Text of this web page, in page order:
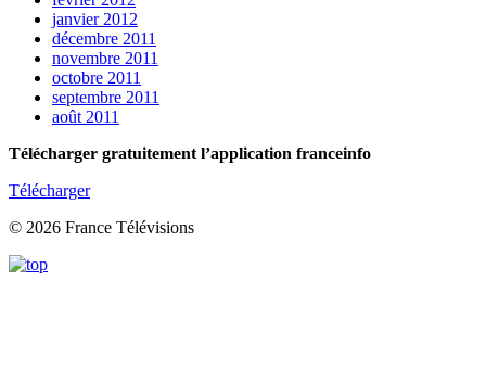
janvier 2012
décembre 2011
novembre 2011
octobre 2011
septembre 2011
août 2011
Télécharger gratuitement l’application franceinfo
Télécharger
© 2026 France Télévisions